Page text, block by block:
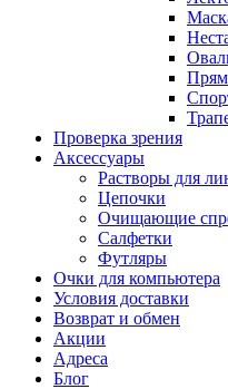
Проверка зрения
Аксессуары
Растворы для
Цепочки
Очищающие
Салфетки
Футляры
Очки для компьютера
Условия доставки
Возврат и обмен
Акции
Адреса
Блог